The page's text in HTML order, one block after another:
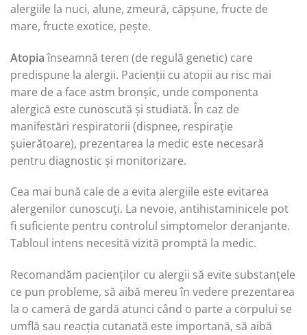
alergiile la nuci, alune, zmeură, căpșune, fructe de
mare, fructe exotice, pește.
Atopiaînseamnă teren (de regulă genetic) care
predispune la alergii. Pacienții cu atopii au risc mai
mare de a face astm bronșic, unde componenta
alergică este cunoscută și studiată. În caz de
manifestări respiratorii (dispnee, respirație
șuierătoare), prezentarea la medic este necesară
pentru diagnostic și monitorizare.
Cea mai bună cale de a evita alergiile este evitarea
alergenilor cunoscuți. La nevoie, antihistaminicele pot
fi suficiente pentru controlul simptomelor deranjante.
Tabloul intens necesită vizită promptă la medic.
Recomandăm pacienților cu alergii să evite substanțele
ce pun probleme, să aibă mereu în vedere prezentarea
la o cameră de gardă atunci când o parte a corpului se
umflă sau reacția cutanată este importană, să aibă